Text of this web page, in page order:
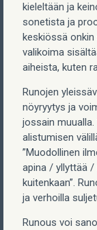
kieleltään ja
sonetista ja
keskiössä
valikoima
aiheista, kuten
Runojen
nöyryytys ja
jossain
alistumisen
”Muodollinen
apina / yllyttää
kuitenkaan”.
ja verhoilla
Runous voi